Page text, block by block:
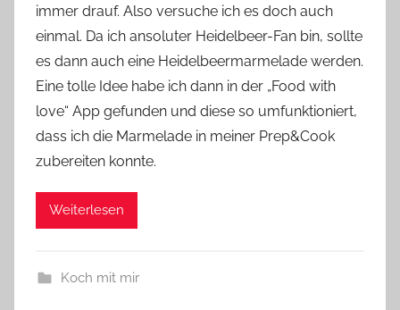
o
n
n
e
immer drauf. Also versuche ich es doch auch
einmal. Da ich ansoluter Heidelbeer-Fan bin, sollte
es dann auch eine Heidelbeermarmelade werden.
Eine tolle Idee habe ich dann in der „Food with
love“ App gefunden und diese so umfunktioniert,
dass ich die Marmelade in meiner Prep&Cook
zubereiten konnte.
Weiterlesen
Koch mit mir